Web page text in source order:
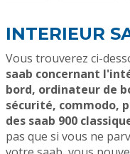
INTERIEUR
Vous trouverez ci-
saab concernant
bord, ordinateur de
sécurité, commodo,
des saab 900
pas que si vous ne